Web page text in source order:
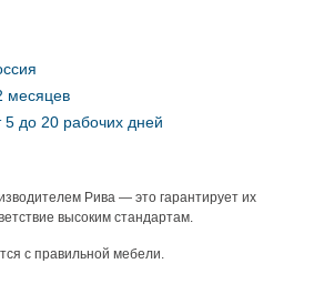
месяцев
5 до 20 рабочих дней
Рива — это гарантирует их
высоким стандартам.
с правильной мебели.